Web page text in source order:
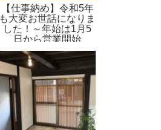
【仕事納め】令和5年
も大変お世話になりま
した！～年始は1月5
日から営業開始